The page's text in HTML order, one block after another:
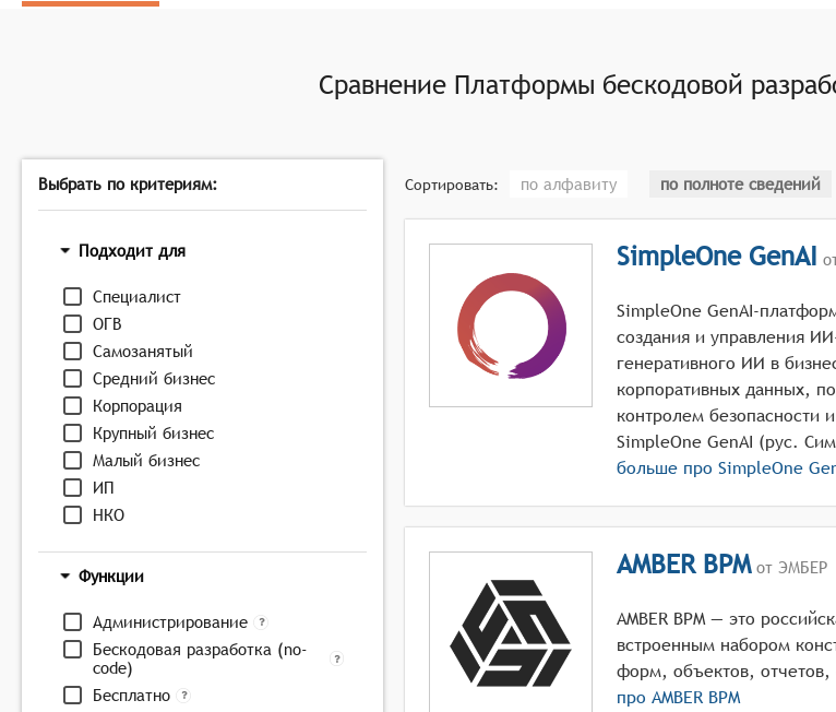
Интегрироваться с базами данных, веб-службами или программными интерфейсами (API)
Сравнение Платформы бескодовой
Выбрать по критериям:
Подходит для
Специалист
ОГВ
Самозанятый
Средний бизнес
Корпорация
Крупный бизнес
Малый бизнес
ИП
НКО
Функции
Администрирование
Бескодовая разработка (no-
code)
Бесплатно
Сортировать: по алфавиту по полноте сведений
SimpleOne GenAI
SimpleOne GenAI-
создания и управления
генеративного ИИ в
корпоративных данных,
контролем безопасности
больше про SimpleOne
AMBER BPMот ЭМБЕР
AMBER BPM — это
встроенным набором
форм, объектов,
про AMBER BPM